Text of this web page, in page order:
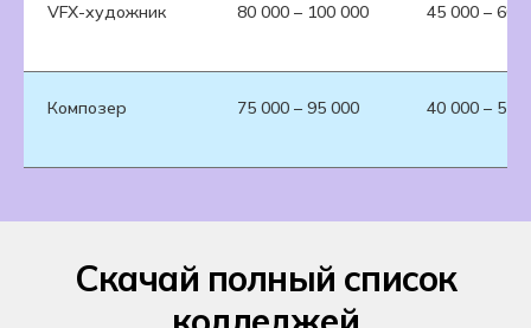
VFX-художник 80 000 – 100 000 45 000 – 60
Композер 75 000 – 95 000 40 000 – 55
Скачай полный список